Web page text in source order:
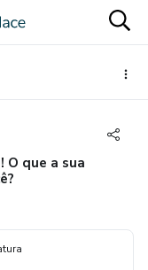
O que a sua